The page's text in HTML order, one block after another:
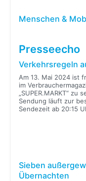
Menschen &
Presseecho
Verkehrsregeln
Am 13. Mai 2024 ist
im
„SUPER.MARKT“ zu
Sendung läuft zur
Sendezeit ab 20:15
Sieben
Übernachten